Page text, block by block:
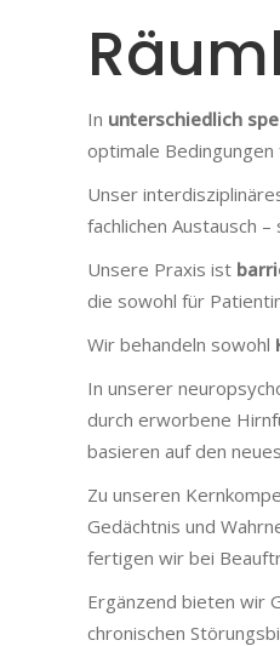
In unterschiedlich
optimale
Unser
fachlichen Austausch
Unsere Praxis ist
die sowohl für
Wir behandeln sowohl
In unserer
durch erworbene
basieren auf den
Zu unseren
Gedächtnis und
fertigen wir bei
Ergänzend bieten wir
chronischen